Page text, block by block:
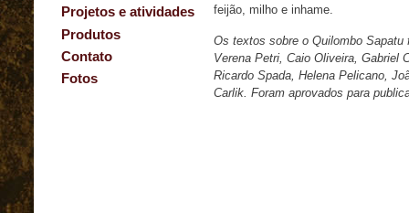
Projetos e atividades
Produtos
Contato
Fotos
feijão, milho e inhame.
Os textos sobre o Quilombo
Verena Petri, Caio Oliveira, Gabriel
Ricardo Spada, Helena Pelicano,
Carlik. Foram aprovados para